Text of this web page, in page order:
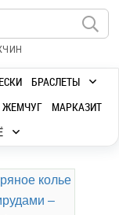
БРАСЛЕТЫ
ЖЕМЧУГ
МАРКАЗИТ